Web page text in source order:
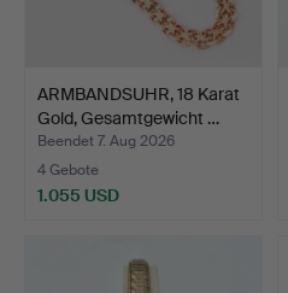
ARMBANDSUHR, 18 Karat
Gold, Gesamtgewicht …
Beendet 7. Aug 2026
4 Gebote
1.055 USD